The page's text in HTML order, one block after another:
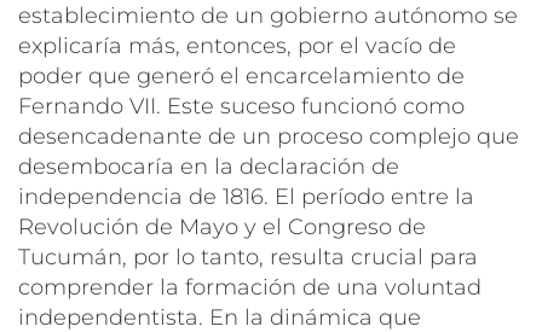
establecimiento de un gobierno autónomo se
explicaría más, entonces, por el vacío de
poder que generó el encarcelamiento de
Fernando VII. Este suceso funcionó como
desencadenante de un proceso complejo que
desembocaría en la declaración de
independencia de 1816. El período entre la
Revolución de Mayo y el Congreso de
Tucumán, por lo tanto, resulta crucial para
comprender la formación de una voluntad
independentista. En la dinámica que